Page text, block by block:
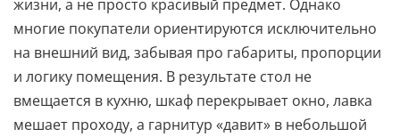
жизни, а не просто красивый предмет. Однако
многие покупатели ориентируются исключительно
на внешний вид, забывая про габариты, пропорции
и логику помещения. В результате стол не
вмещается в кухню, шкаф перекрывает окно, лавка
мешает проходу, а гарнитур «давит» в небольшой